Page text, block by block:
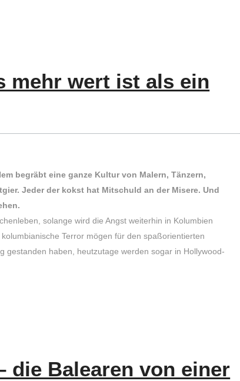
mehr wert ist als ein
begräbt eine ganze Kultur von Malern, Tänzern,
Jeder der kokst hat Mitschuld an der Misere. Und
solange wird die Angst weiterhin in Kolumbien
Terror mögen für den spaßorientierten
haben, heutzutage werden sogar in Hollywood-
die Balearen von einer